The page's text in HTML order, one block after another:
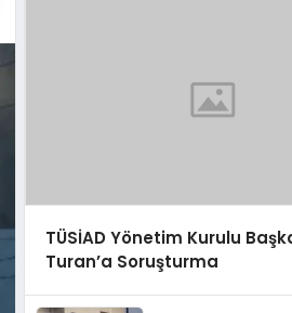
TÜSİAD Yönetim Kurulu
Turan’a Soruşturma